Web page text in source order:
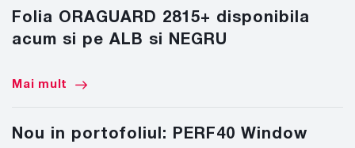
Folia ORAGUARD 2815+ disponibila
acum si pe ALB si NEGRU
Mai mult
Nou in portofoliul: PERF40 Window